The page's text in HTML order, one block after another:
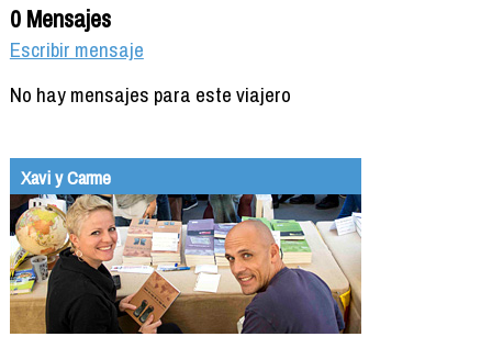
0 Mensajes
Escribir mensaje
No hay mensajes para este viajero
Xavi y Carme